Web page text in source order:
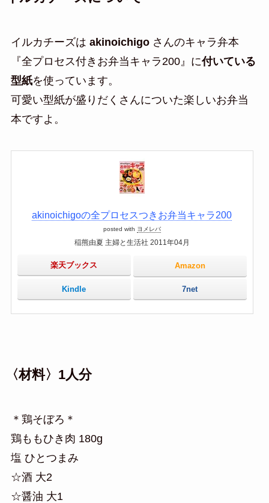
イルカチーズは akinoichigoさんのキャラ弁本
『全プロセス付きお弁当キャラ200』に付いている
型紙を使っています。
可愛い型紙が盛りだくさんについた楽しいお弁当
本ですよ。
akinoichigoの全プロセスつきお弁当キャラ200
posted with ヨメレバ
稲熊由夏 主婦と生活社 2011年04月
楽天ブックス Amazon
Kindle 7net
〈材料〉1人分
＊鶏そぼろ＊
鶏ももひき肉 180g
塩 ひとつまみ
☆酒 大2
☆醤油 大1